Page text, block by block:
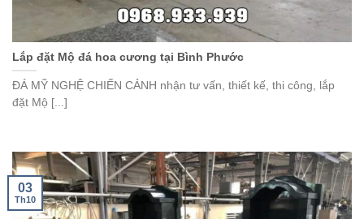
Lắp đặt Mộ đá hoa cương tại Bình Phước
ĐÁ MỸ NGHỆ CHIẾN CẢNH nhận tư vấn, thiết kế, thi công, lắp
đặt Mộ [...]
03
Th10